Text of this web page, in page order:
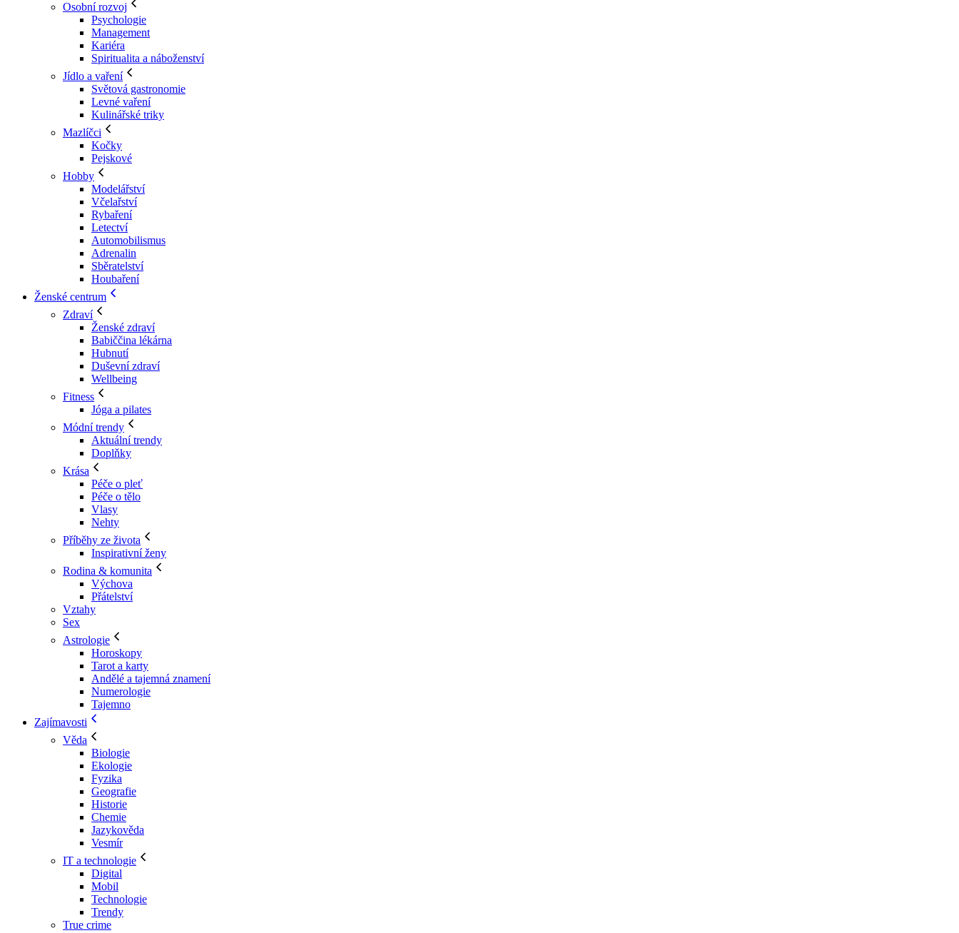
Osobní rozvoj
Psychologie
Management
Kariéra
Spiritualita a náboženství
Jídlo a vaření
Světová gastronomie
Levné vaření
Kulinářské triky
Mazlíčci
Kočky
Pejskové
Hobby
Modelářství
Včelařství
Rybaření
Letectví
Automobilismus
Adrenalin
Sběratelství
Houbaření
Ženské centrum
Zdraví
Ženské zdraví
Babiččina lékárna
Hubnutí
Duševní zdraví
Wellbeing
Fitness
Jóga a pilates
Módní trendy
Aktuální trendy
Doplňky
Krása
Péče o pleť
Péče o tělo
Vlasy
Nehty
Příběhy ze života
Inspirativní ženy
Rodina & komunita
Výchova
Přátelství
Vztahy
Sex
Astrologie
Horoskopy
Tarot a karty
Andělé a tajemná znamení
Numerologie
Tajemno
Zajímavosti
Věda
Biologie
Ekologie
Fyzika
Geografie
Historie
Chemie
Jazykověda
Vesmír
IT a technologie
Digital
Mobil
Technologie
Trendy
True crime